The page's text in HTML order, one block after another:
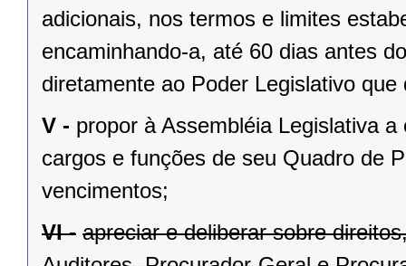
adicionais, nos termos e limites
encaminhando-a, até 60 dias antes
diretamente ao Poder Legislativo
V - propor à Assembléia Legislativa
cargos e funções de seu Quadro de
vencimentos;
VI - apreciar e deliberar sobre